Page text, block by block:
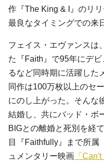
作『The King & I』 のリ
最良なタイミングでの来
フェイス・エヴァンスは、
た
『Faith』で95年にデ
るなど同時期に活躍した
同作は100万枚以上のセ
にのし上がった。そんな
結婚し、共にバッド・ボ
BIGとの離婚と死別を経
目
『Faithfully』まで所
ュメンタリー映画 「